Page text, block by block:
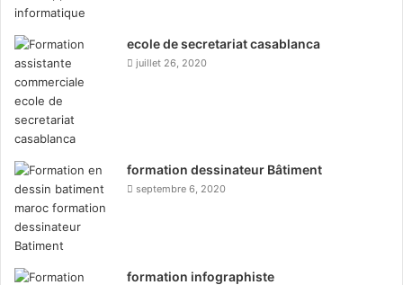
ecole de secretariat casablanca
juillet 26, 2020
formation dessinateur Bâtiment
septembre 6, 2020
formation infographiste